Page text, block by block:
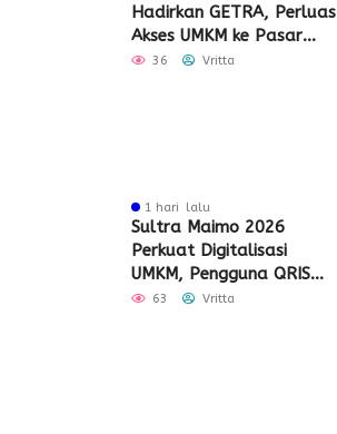
Hadirkan GETRA, Perluas
Akses UMKM ke Pasar
Global
36 Vritta
1 hari lalu
Sultra Maimo 2026
Perkuat Digitalisasi
UMKM, Pengguna QRIS
Tembus 350 Ribu
63 Vritta